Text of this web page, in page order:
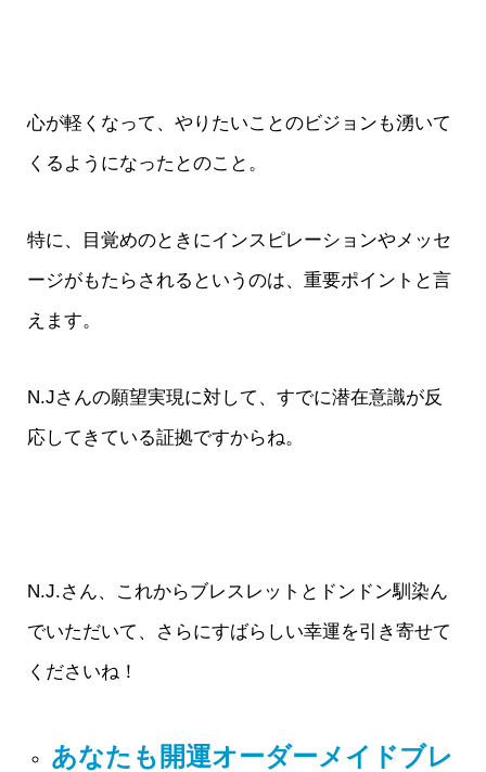
心が軽くなって、やりたいことのビジョンも湧いて
くるようになったとのこと。
特に、目覚めのときにインスピレーションやメッセ
ージがもたらされるというのは、重要ポイントと言
えます。
N.Jさんの願望実現に対して、すでに潜在意識が反
応してきている証拠ですからね。
N.J.さん、これからブレスレットとドンドン馴染ん
でいただいて、さらにすばらしい幸運を引き寄せて
くださいね！
あなたも開運オーダーメイドブレ